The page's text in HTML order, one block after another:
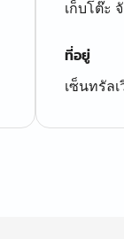
เก็บโต๊ะ
ที่อยู่
เซ็นทรัล